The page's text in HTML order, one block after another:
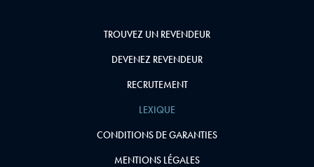
TROUVEZ UN REVENDEUR
DEVENEZ REVENDEUR
RECRUTEMENT
LEXIQUE
CONDITIONS DE GARANTIES
MENTIONS LÉGALES